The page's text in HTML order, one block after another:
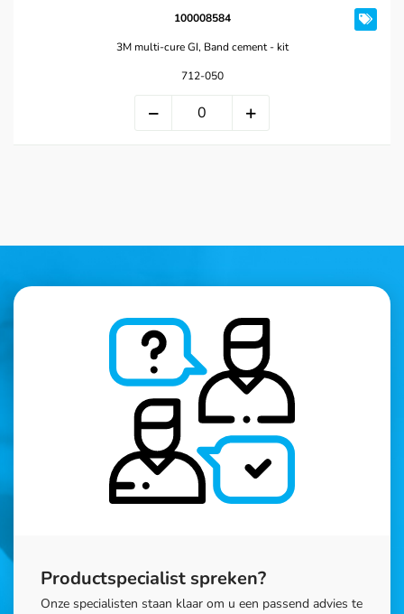
100008584
3M multi-cure GI, Band cement - kit
712-050
Productspecialist spreken?
Onze specialisten staan klaar om u een passend advies te